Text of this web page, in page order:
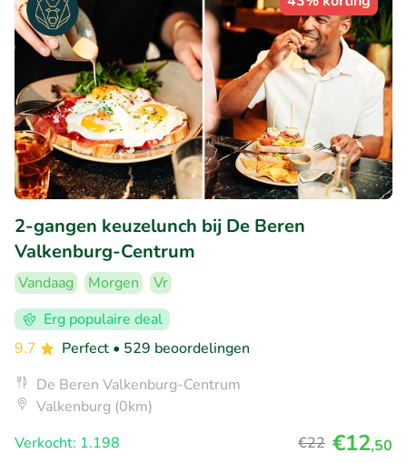
2-gangen keuzelunch bij De Beren
Valkenburg-Centrum
Vandaag Morgen
Vr
Erg populaire deal
9.7
Perfect • 529 beoordelingen
De Beren Valkenburg-Centrum
Valkenburg (0km)
Verkocht: 1.198
€22 €12,50